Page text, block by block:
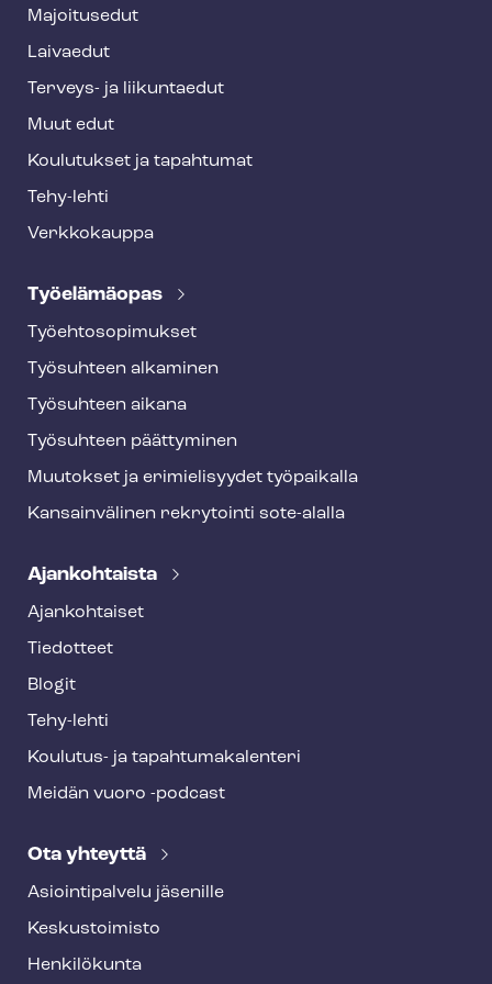
Majoitusedut
Laivaedut
Terveys- ja liikuntaedut
Muut edut
Koulutukset ja tapahtumat
Tehy-lehti
Verkkokauppa
Työelämäopas
Työ­eh­to­so­pi­muk­set
Työsuhteen alkaminen
Työsuhteen aikana
Työsuhteen päättyminen
Muutokset ja erimielisyydet työpaikalla
Kansainvälinen rekrytointi sote-alalla
Ajankohtaista
Ajankohtaiset
Tiedotteet
Blogit
Tehy-lehti
Koulutus- ja ta­pah­tu­ma­ka­len­te­ri
Meidän vuoro -podcast
Ota yhteyttä
Asioin­ti­pal­ve­lu jäsenille
Keskustoimisto
Henkilökunta